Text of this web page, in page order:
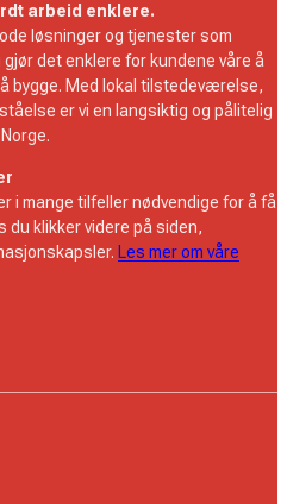
arbeid enklere.
løsninger og tjenester som
det enklere for kundene våre å
bygge. Med lokal tilstedeværelse,
er vi en langsiktig og pålitelig
i mange tilfeller nødvendige for å få
du klikker videre på siden,
Les mer om våre